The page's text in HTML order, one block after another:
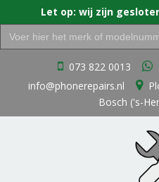
Zoek
naar:
073 822 0013
info@phonerepairs.nl
Bosch ('s-
Let op: wij zijn